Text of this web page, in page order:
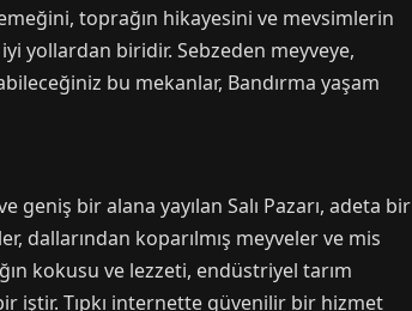
toprağın hikayesini ve mevsimlerin
yollardan biridir. Sebzeden meyveye,
bu mekanlar, Bandırma yaşam
bir alana yayılan Salı Pazarı, adeta bir
dallarından koparılmış meyveler ve mis
kokusu ve lezzeti, endüstriyel tarım
iştir. Tıpkı internette güvenilir bir hizmet